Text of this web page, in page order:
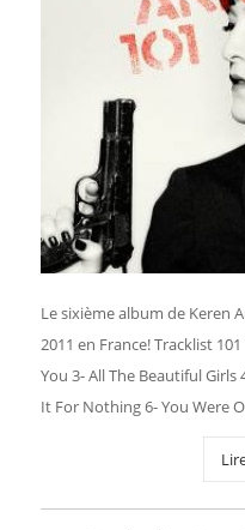
Le sixième album de Keren
2011 en France! Tracklist
You 3- All The Beautiful Girls
It For Nothing 6- You Were